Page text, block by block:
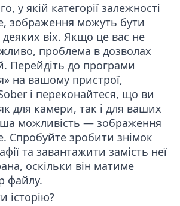
у якій категорії залежності
зображення можуть бути
деяких віх. Якщо це вас не
проблема в дозволах
Перейдіть до програми
на вашому пристрої,
і переконайтеся, що ви
для камери, так і для ваших
можливість — зображення
Спробуйте зробити знімок
та завантажити замість неї
оскільки він матиме
файлу.
історію?